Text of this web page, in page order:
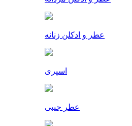
عطر و ادکلن زنانه
اسپری
عطر جیبی